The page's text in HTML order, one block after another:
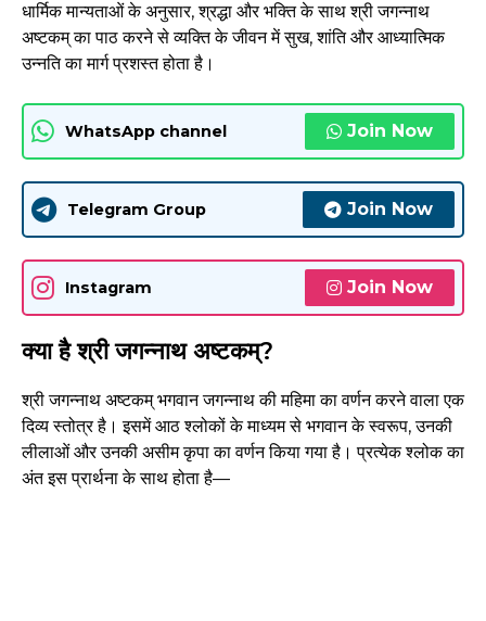
धार्मिक मान्यताओं के अनुसार, श्रद्धा और भक्ति के साथ श्री जगन्नाथ
अष्टकम् का पाठ करने से व्यक्ति के जीवन में सुख, शांति और आध्यात्मिक
उन्नति का मार्ग प्रशस्त होता है।
WhatsApp channel Join Now
Telegram Group Join Now
Instagram Join Now
क्या है श्री जगन्नाथ अष्टकम्?
श्री जगन्नाथ अष्टकम् भगवान जगन्नाथ की महिमा का वर्णन करने वाला एक
दिव्य स्तोत्र है। इसमें आठ श्लोकों के माध्यम से भगवान के स्वरूप, उनकी
लीलाओं और उनकी असीम कृपा का वर्णन किया गया है। प्रत्येक श्लोक का
अंत इस प्रार्थना के साथ होता है—